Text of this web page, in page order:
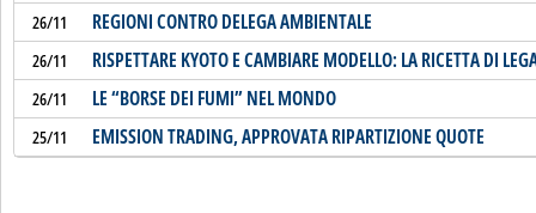
26/11 REGIONI CONTRO DELEGA AMBIENTALE
26/11 RISPETTARE KYOTO E CAMBIARE MODELLO: LA RICETTA DI
26/11 LE “BORSE DEI FUMI” NEL MONDO
25/11 EMISSION TRADING, APPROVATA RIPARTIZIONE QUOTE